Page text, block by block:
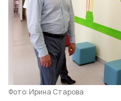
Фото: Ирина Старова